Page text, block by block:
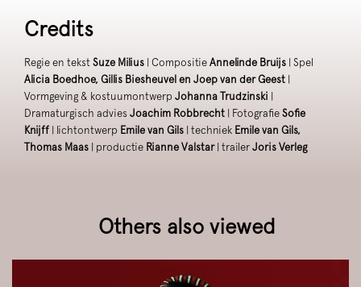
Credits
Regie en tekst Suze Milius | Compositie Annelinde Bruijs | Spel
Alicia Boedhoe, Gillis Biesheuvel en Joep van der Geest
Vormgeving & kostuumontwerp Johanna Trudzinski
Dramaturgisch advies Joachim Robbrecht | Fotografie Sofie
Knijff
| lichtontwerp Emile van Gils | techniek Emile van Gils,
Thomas Maas
| productie Rianne Valstar | trailer Joris Verleg
Others also viewed